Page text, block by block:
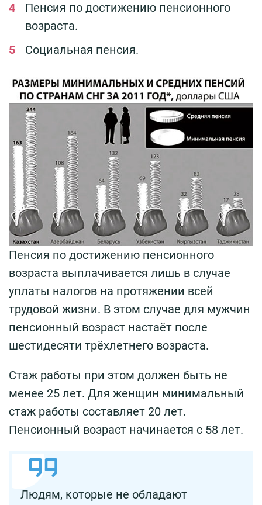
Пенсия по достижению пенсионного
возраста.
Социальная пенсия.
Пенсия по достижению пенсионного
возраста выплачивается лишь в случае
уплаты налогов на протяжении всей
трудовой жизни. В этом случае для мужчин
пенсионный возраст настаёт после
шестидесяти трёхлетнего возраста.
Стаж работы при этом должен быть не
менее 25 лет. Для женщин минимальный
стаж работы составляет 20 лет.
Пенсионный возраст начинается с 58 лет.
Людям, которые не обладают